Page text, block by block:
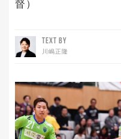
督）
TEXT BY
川嶋正隆